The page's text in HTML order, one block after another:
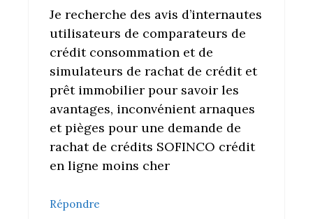
Je recherche des avis d’internautes
utilisateurs de comparateurs de
crédit consommation et de
simulateurs de rachat de crédit et
prêt immobilier pour savoir les
avantages, inconvénient arnaques
et pièges pour une demande de
rachat de crédits SOFINCO crédit
en ligne moins cher
Répondre